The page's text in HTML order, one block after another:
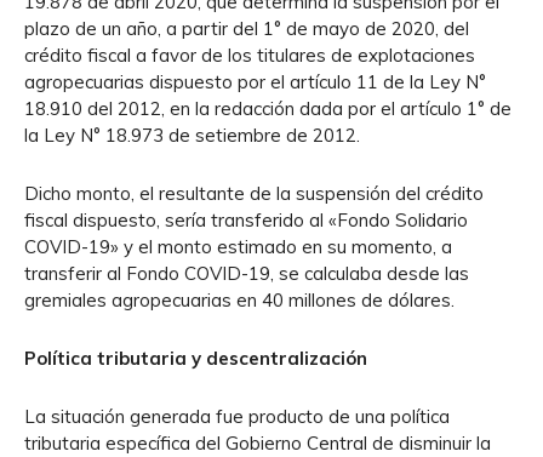
plazo de un año, a partir del 1° de mayo de 2020, del
crédito fiscal a favor de los titulares de explotaciones
agropecuarias dispuesto por el artículo 11 de la Ley N°
18.910 del 2012, en la redacción dada por el artículo 1° de
la Ley N° 18.973 de setiembre de 2012.
Dicho monto, el resultante de la suspensión del crédito
fiscal dispuesto, sería transferido al «Fondo Solidario
COVID-19» y el monto estimado en su momento, a
transferir al Fondo COVID-19, se calculaba desde las
gremiales agropecuarias en 40 millones de dólares.
Política tributaria y descentralización
La situación generada fue producto de una política
tributaria específica del Gobierno Central de disminuir la